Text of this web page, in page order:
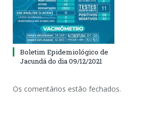
Boletim Epidemiológico de
Jacundá do dia 09/12/2021
Os comentários estão fechados.